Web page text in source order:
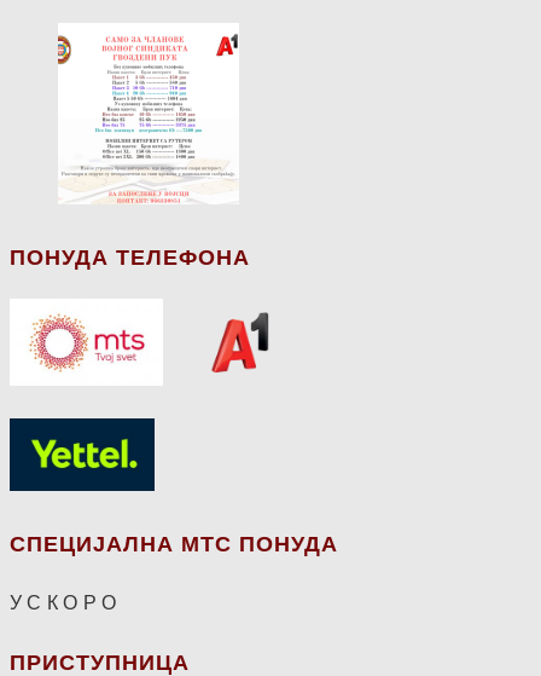
ПОНУДА ТЕЛЕФОНА
СПЕЦИЈАЛНА МТС ПОНУДА
У С К О Р О
ПРИСТУПНИЦА